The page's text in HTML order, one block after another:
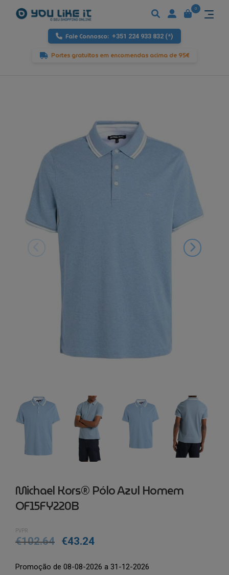
Fale Connosco: +351 224 933 832 (*)
Portes gratuitos em encomendas acima de 95€
0
Michael Kors® Pólo Azul Homem
OF15FY220B
PVPR
€102.64 €43.24
Promoção de 08-08-2026 a 31-12-2026